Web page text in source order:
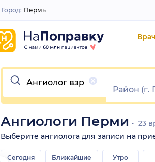
Закрыть
Город: Пермь
Очистить
Ангиологи Перми
23
Выберите ангиолога для записи на
Сегодня
Ближайшие
Утро